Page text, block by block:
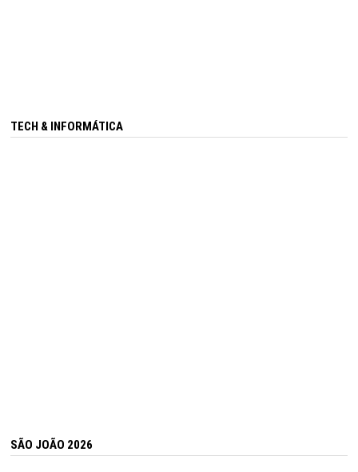
TECH & INFORMÁTICA
SÃO JOÃO 2026